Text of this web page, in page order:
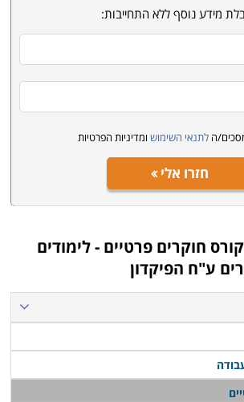
מידע נוסף ללא התחייבות:
ה לתנאי השימוש ומדיניות הפרטיות
חזרו אלי
קורס חוקרים פרטיים - לימודים
ע"ח הפיקדון